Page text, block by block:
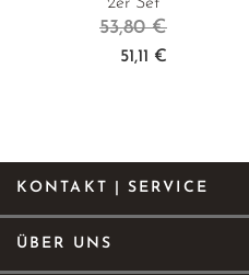
2er Set
51,11 €
53,80 €
KONTAKT | SERVICE
ÜBER UNS